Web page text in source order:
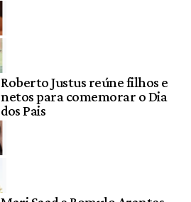
Roberto Justus reúne filhos e
netos para comemorar o Dia
dos Pais